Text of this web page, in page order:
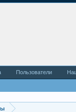
Пользователи